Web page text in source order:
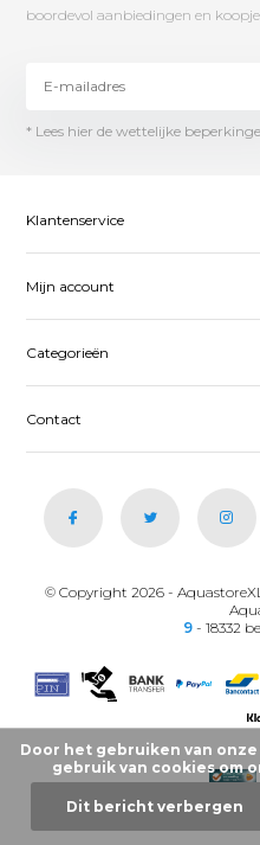
boordevol aanbiedingen en
* Lees hier de wettelijke
Klantenservice
Mijn account
Categorieën
Contact
© Copyright 2026 -
9 - 18332
Door het gebruiken van
gebruik van cookies om
Dit bericht verbergen